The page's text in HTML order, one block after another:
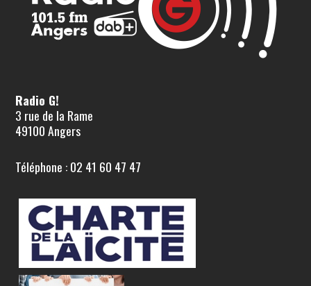
Radio G!
3 rue de la Rame
49100 Angers
Téléphone : 02 41 60 47 47